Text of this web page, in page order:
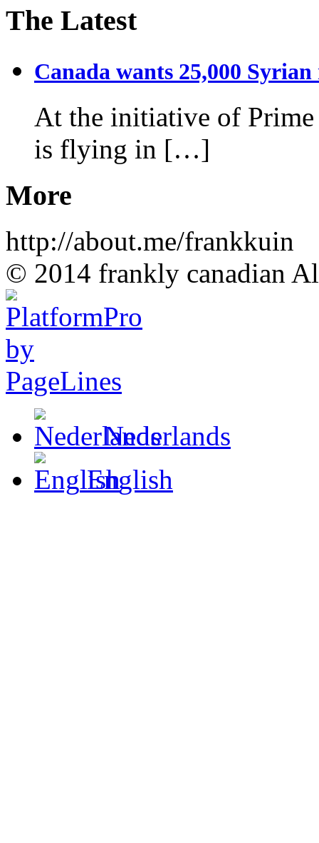
The Latest
Canada wants 25,000 Syrian
At the initiative of Prime
is flying in […]
More
http://about.me/frankkuin
© 2014 frankly canadian
Nederlands
English